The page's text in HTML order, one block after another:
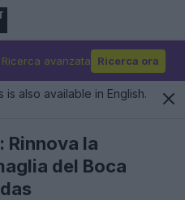
avanzata Ricerca ora
also available in English.
Rinnova la
del Boca